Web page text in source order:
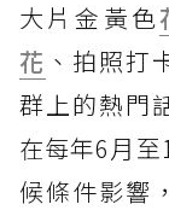
大片金黃色
花 、拍照打
群上的熱門
在每年6月
候條件影響